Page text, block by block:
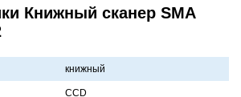
Книжный сканер SMA
книжный
CCD